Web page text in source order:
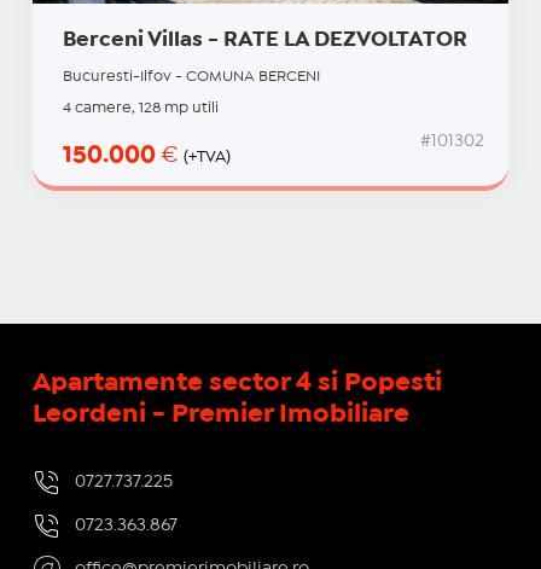
Berceni Villas - RATE LA DEZVOLTATOR
Bucuresti-Ilfov - COMUNA BERCENI
4 camere, 128 mp utili
150.000 € (+TVA)
#101302
Apartamente sector 4 si Popesti
Leordeni - Premier Imobiliare
0727.737.225
0723.363.867